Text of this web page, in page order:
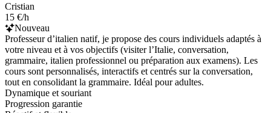
Cristian
15 €/h
Nouveau
Professeur d’italien natif, je propose des cours individuels adaptés à
votre niveau et à vos objectifs (visiter l’Italie, conversation,
grammaire, italien professionnel ou préparation aux examens). Les
cours sont personnalisés, interactifs et centrés sur la conversation,
tout en consolidant la grammaire. Idéal pour adultes.
Dynamique et souriant
Progression garantie